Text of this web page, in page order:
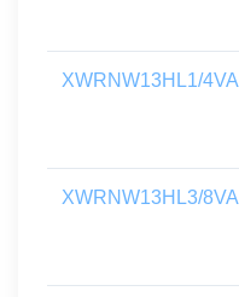
XWRNW13HL1/4VA
XWRNW13HL3/8VA